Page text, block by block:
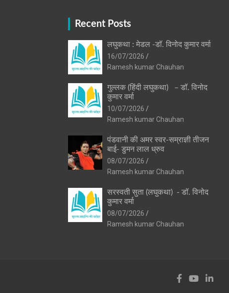
Recent Posts
लघुकथा : मेडल -डॉ. विनोद कुमार वर्मा
16/07/2026
Ramesh kumar Chauhan
गुल्लक (हिंदी लघुकथा) – डॉ. विनोद
कुमार वर्मा
10/07/2026
Ramesh kumar Chauhan
पंडवानी की अमर स्वर-सम्राज्ञी तीजन
बाई- डुमन लाल ध्रुव
08/07/2026
Ramesh kumar Chauhan
सरस्वती सुता (लघुकथा) ​- डॉ. विनोद
कुमार वर्मा
08/07/2026
Ramesh kumar Chauhan